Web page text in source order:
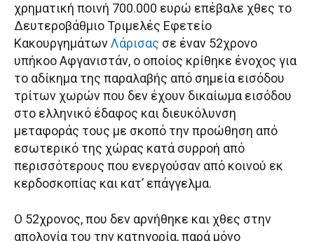
χρηματική ποινή 700.000 ευρώ επέβαλε χθες το
Δευτεροβάθμιο Τριμελές Εφετείο
ΚακουργημάτωνΛάρισας σε έναν 52χρονο
υπήκοο Αφγανιστάν, ο οποίος κρίθηκε ένοχος για
το αδίκημα της παραλαβής από σημεία εισόδου
τρίτων χωρών που δεν έχουν δικαίωμα εισόδου
στο ελληνικό έδαφος και διευκόλυνση
μεταφοράς τους με σκοπό την προώθηση από
εσωτερικό της χώρας κατά συρροή από
περισσότερους που ενεργούσαν από κοινού εκ
κερδοσκοπίας και κατ’ επάγγελμα.
Ο 52χρονος, που δεν αρνήθηκε και χθες στην
απολογία του την κατηγορία, παρά μόνο